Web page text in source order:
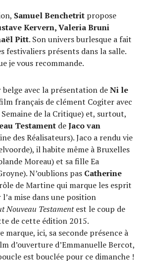
Samuel Benchetrit propose
Kervern, Valeria Bruni
Pitt. Son univers burlesque a fait
festivaliers présents dans la salle.
je vous recommande.
belge avec la présentation deNi le
français de clément Cogiter avec
Semaine de la Critique) et, surtout,
Testament deJaco van
des Réalisateurs). Jaco a rendu vie
il habite même à Bruxelles
Moreau) et sa fille Ea
N’oublions pas Catherine
de Martine qui marque les esprit
mise dans une position
Nouveau Testamentest le coup de
de cette édition 2015.
marque, ici, sa seconde présence à
d’ouverture d’Emmanuelle Bercot,
est bouclée pour ce dimanche !